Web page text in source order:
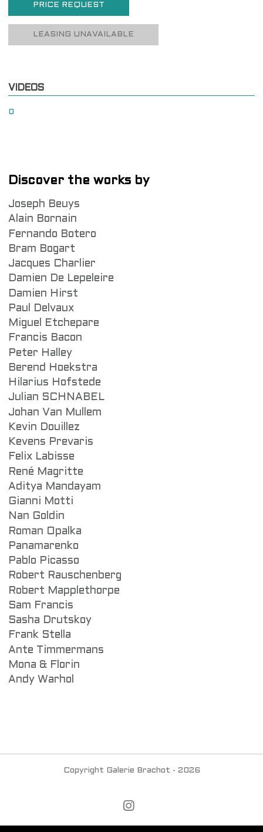
PRICE REQUEST
LEASING UNAVAILABLE
VIDEOS
0
Discover the works by
Joseph Beuys
Alain Bornain
Fernando Botero
Bram Bogart
Jacques Charlier
Damien De Lepeleire
Damien Hirst
Paul Delvaux
Miguel Etchepare
Francis Bacon
Peter Halley
Berend Hoekstra
Hilarius Hofstede
Julian SCHNABEL
Johan Van Mullem
Kevin Douillez
Kevens Prevaris
Felix Labisse
René Magritte
Aditya Mandayam
Gianni Motti
Nan Goldin
Roman Opalka
Panamarenko
Pablo Picasso
Robert Rauschenberg
Robert Mapplethorpe
Sam Francis
Sasha Drutskoy
Frank Stella
Ante Timmermans
Mona & Florin
Andy Warhol
Copyright Galerie Brachot - 2026